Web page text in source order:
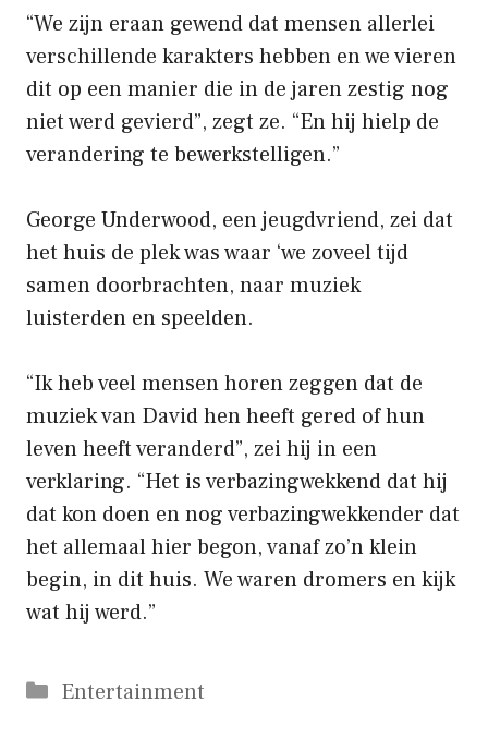
“We zijn eraan gewend dat mensen allerlei
verschillende karakters hebben en we vieren
dit op een manier die in de jaren zestig nog
niet werd gevierd”, zegt ze. “En hij hielp de
verandering te bewerkstelligen.”
George Underwood, een jeugdvriend, zei dat
het huis de plek was waar ‘we zoveel tijd
samen doorbrachten, naar muziek
luisterden en speelden.
“Ik heb veel mensen horen zeggen dat de
muziek van David hen heeft gered of hun
leven heeft veranderd”, zei hij in een
verklaring. “Het is verbazingwekkend dat hij
dat kon doen en nog verbazingwekkender dat
het allemaal hier begon, vanaf zo’n klein
begin, in dit huis. We waren dromers en kijk
wat hij werd.”
Categorieën
Entertainment